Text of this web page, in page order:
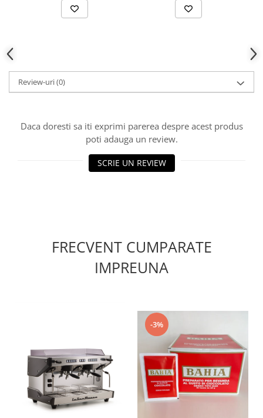
Review-uri(0)
Daca doresti sa iti exprimi parerea despre acest produs
poti adauga un review.
SCRIE UN REVIEW
FRECVENT CUMPARATE
IMPREUNA
-3%